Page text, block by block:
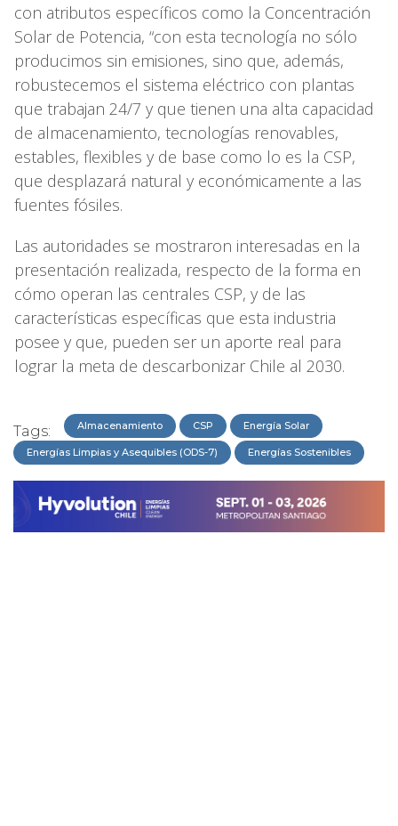
con atributos específicos como la Concentración
Solar de Potencia, “con esta tecnología no sólo
producimos sin emisiones, sino que, además,
robustecemos el sistema eléctrico con plantas
que trabajan 24/7 y que tienen una alta capacidad
de almacenamiento, tecnologías renovables,
estables, flexibles y de base como lo es la CSP,
que desplazará natural y económicamente a las
fuentes fósiles.
Las autoridades se mostraron interesadas en la
presentación realizada, respecto de la forma en
cómo operan las centrales CSP, y de las
características específicas que esta industria
posee y que, pueden ser un aporte real para
lograr la meta de descarbonizar Chile al 2030.
Tags: Almacenamiento CSP Energía Solar
Energías Limpias y Asequibles (ODS-7) Energías Sostenibles